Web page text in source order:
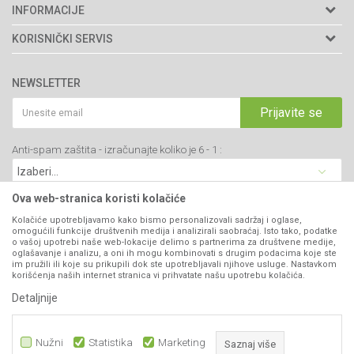
Agromarket doo
Adresa: Kraljevačkog bataljona 235/2
34000 Kragujevac, Srbija
webshop@agromarket.rs
PIB: 102135221
Matični broj: 07593252
INFORMACIJE
O nama
Prodavnice
Brendovi
Katalozi
Blog
Najčešća pitanja
KORISNIČKI SERVIS
Politika privatnosti
Kako kupiti
Isporuka
Click & Collect
Načini plaćanja
Plaćanje karticama
Web kredit Raiffeisen banke
Pravo na odustajanje
Reklamacije
Zamena artikala
NEWSLETTER
Prijavite se
Anti-spam zaštita - izračunajte koliko je 6 - 1 :
VIBER I SMS NEWSLETTER
Prijavite se
PRATITE NAS
Ova web-stranica koristi kolačiće
Kolačiće upotrebljavamo kako bismo personalizovali sadržaj i oglase,
omogućili funkcije društvenih medija i analizirali saobraćaj. Isto tako, podatke
o vašoj upotrebi naše web-lokacije delimo s partnerima za društvene medije,
oglašavanje i analizu, a oni ih mogu kombinovati s drugim podacima koje ste
im pružili ili koje su prikupili dok ste upotrebljavali njihove usluge. Nastavkom
korišćenja naših internet stranica vi prihvatate našu upotrebu kolačića.
Detaljnije
Nužni Statistika Marketing Saznaj više